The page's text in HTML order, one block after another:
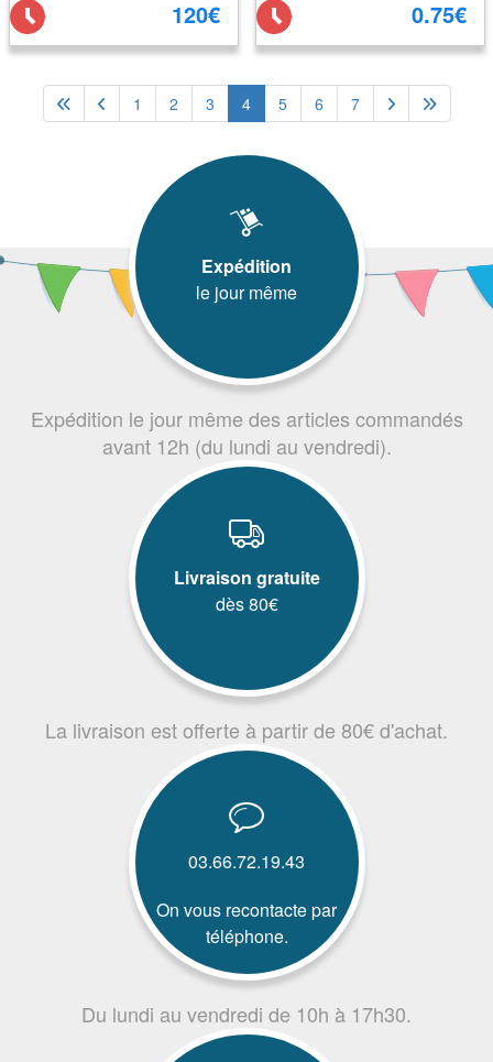
120€ 0.75€
1 2 3 4 5 6 7
Expédition
le jour même
Expédition le jour même des articles commandés
avant 12h (du lundi au vendredi).
Livraison gratuite
dès 80€
La livraison est offerte à partir de 80€ d'achat.
03.66.72.19.43
On vous recontacte par
téléphone.
Du lundi au vendredi de 10h à 17h30.